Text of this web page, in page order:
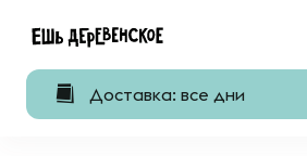
Доставка: все дни